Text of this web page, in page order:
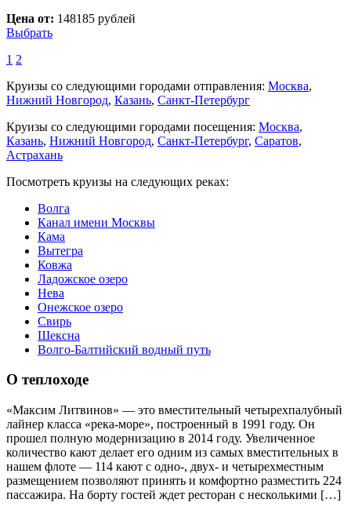
Цена от: 148185 рублей
Выбрать
1 2
Круизы со следующими городами отправления: Москва,
Нижний Новгород, Казань, Санкт-Петербург
Круизы со следующими городами посещения: Москва,
Казань, Нижний Новгород, Санкт-Петербург, Саратов,
Астрахань
Посмотреть круизы на следующих реках:
Волга
Канал имени Москвы
Кама
Вытегра
Ковжа
Ладожское озеро
Нева
Онежское озеро
Свирь
Шексна
Волго-Балтийский водный путь
О теплоходе
«Максим Литвинов» — это вместительный четырехпалубный
лайнер класса «река-море», построенный в 1991 году. Он
прошел полную модернизацию в 2014 году. Увеличенное
количество кают делает его одним из самых вместительных в
нашем флоте — 114 кают с одно-, двух- и четырехместным
размещением позволяют принять и комфортно разместить 224
пассажира. На борту гостей ждет ресторан с несколькими […]